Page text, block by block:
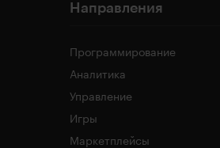
Направления
Программирование
Аналитика
Управление
Игры
Маркетплейсы